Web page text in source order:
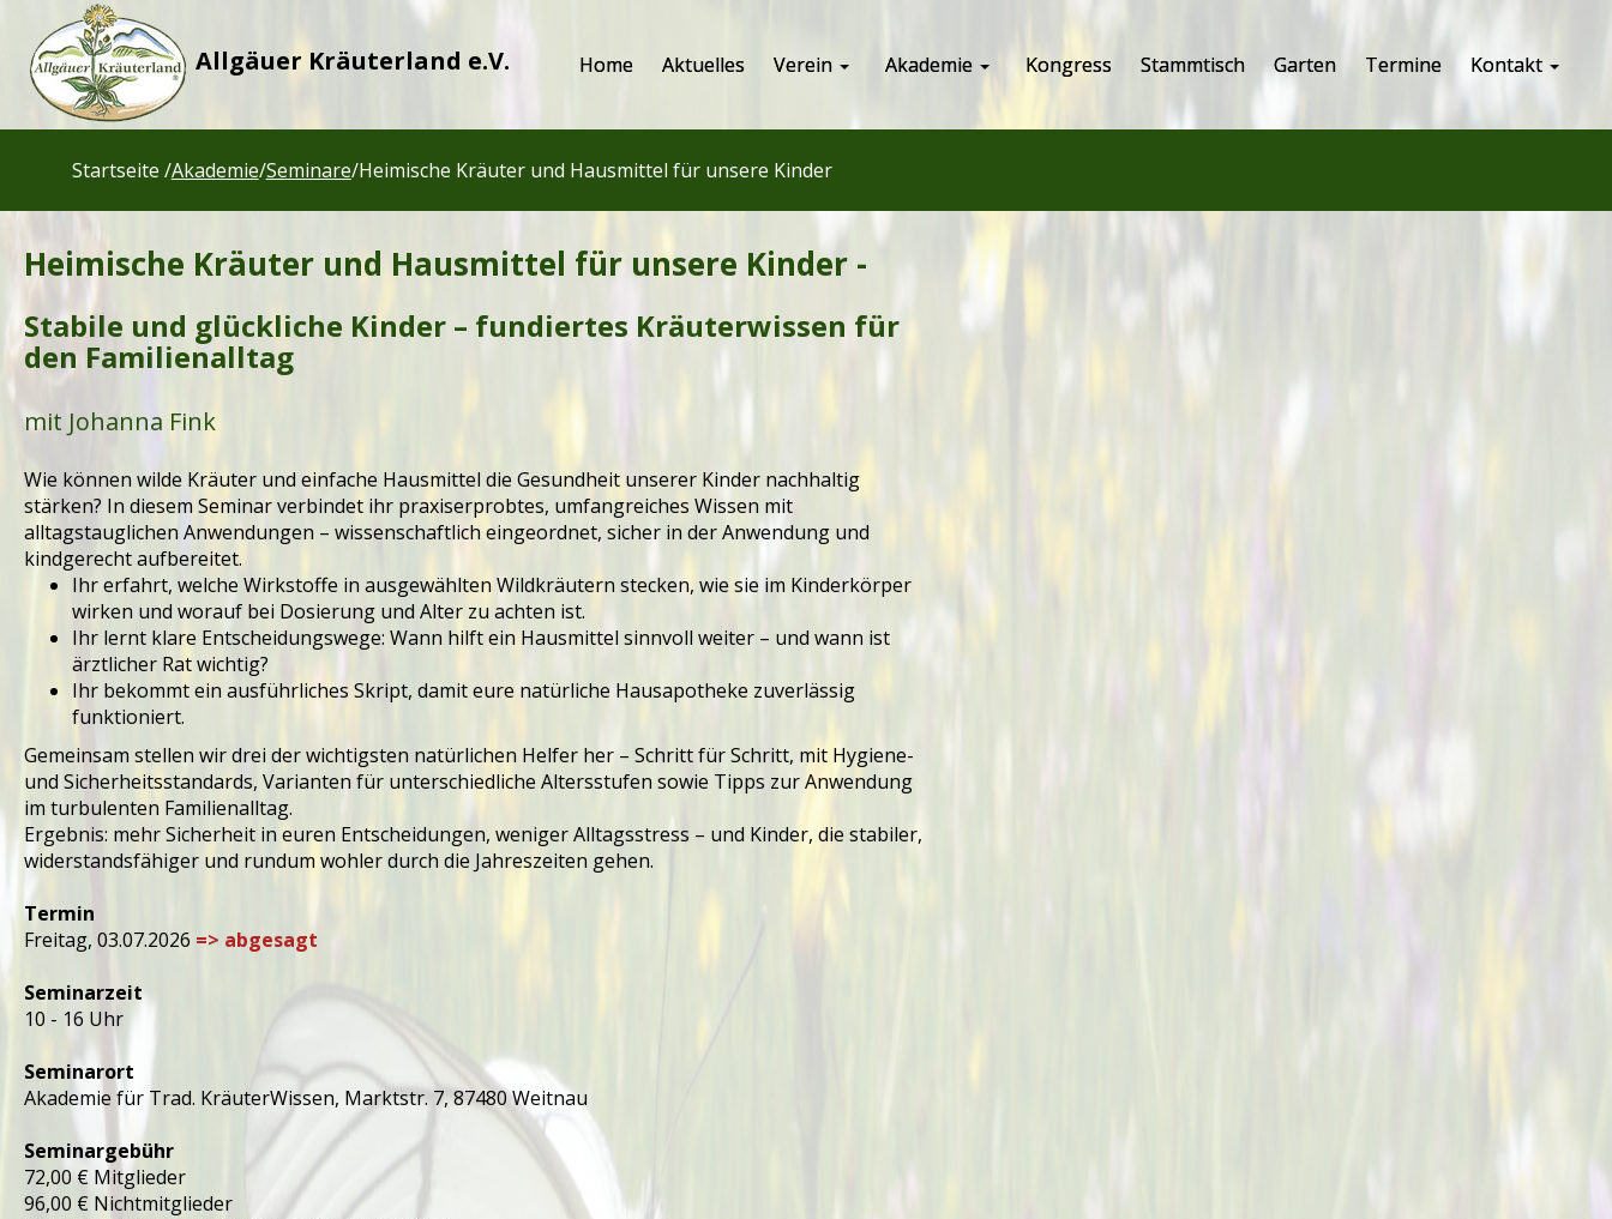
Allgäuer Kräuterland e.V. Home Aktuelles Verein Akademie Kongress Stammtisch Garten Termine Kontakt
Startseite /Akademie/Seminare/Heimische Kräuter und Hausmittel für unsere Kinder
Heimische Kräuter und Hausmittel für unsere Kinder -
Stabile und glückliche Kinder – fundiertes Kräuterwissen für
den Familienalltag
mit Johanna Fink
Wie können wilde Kräuter und einfache Hausmittel die Gesundheit unserer Kinder nachhaltig
stärken? In diesem Seminar verbindet ihr praxiserprobtes, umfangreiches Wissen mit
alltagstauglichen Anwendungen – wissenschaftlich eingeordnet, sicher in der Anwendung und
kindgerecht aufbereitet.
Ihr erfahrt, welche Wirkstoffe in ausgewählten Wildkräutern stecken, wie sie im Kinderkörper
wirken und worauf bei Dosierung und Alter zu achten ist.
Ihr lernt klare Entscheidungswege: Wann hilft ein Hausmittel sinnvoll weiter – und wann ist
ärztlicher Rat wichtig?
Ihr bekommt ein ausführliches Skript, damit eure natürliche Hausapotheke zuverlässig
funktioniert.
Gemeinsam stellen wir drei der wichtigsten natürlichen Helfer her – Schritt für Schritt, mit Hygiene-
und Sicherheitsstandards, Varianten für unterschiedliche Altersstufen sowie Tipps zur Anwendung
im turbulenten Familienalltag.
Ergebnis: mehr Sicherheit in euren Entscheidungen, weniger Alltagsstress – und Kinder, die stabiler,
widerstandsfähiger und rundum wohler durch die Jahreszeiten gehen.
Termin
Freitag, 03.07.2026 => abgesagt
Seminarzeit
10 - 16 Uhr
Seminarort
Akademie für Trad. KräuterWissen, Marktstr. 7, 87480 Weitnau
Seminargebühr
72,00 € Mitglieder
96,00 € Nichtmitglieder